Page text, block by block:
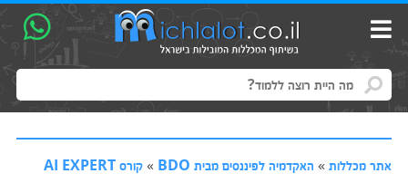
אתר מכללות» האקדמיה לפיננסים מבית BDO » קורס AI EXPERT